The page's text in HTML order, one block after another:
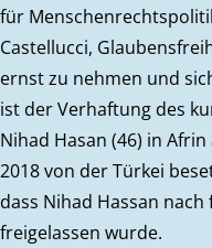
für
Castellucci,
ernst zu nehmen und
ist der Verhaftung des
Nihad Hasan (46) in
2018 von der Türkei
dass Nihad Hassan
freigelassen wurde.